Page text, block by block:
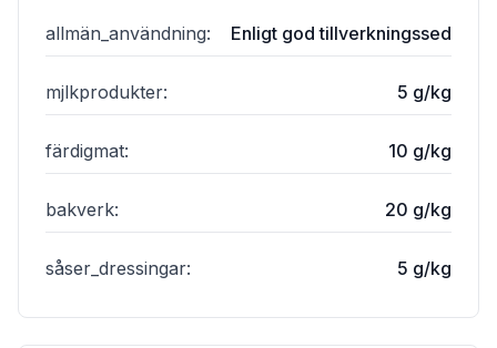
allmän_användning: Enligt god tillverkningssed
mjlkprodukter: 5 g/kg
färdigmat: 10 g/kg
bakverk: 20 g/kg
såser_dressingar: 5 g/kg